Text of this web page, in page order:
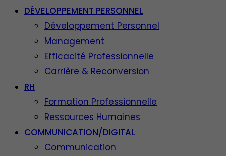
DÉVELOPPEMENT PERSONNEL
Développement Personnel
Management
Efficacité Professionnelle
Carrière & Reconversion
RH
Formation Professionnelle
Ressources Humaines
COMMUNICATION/DIGITAL
Communication